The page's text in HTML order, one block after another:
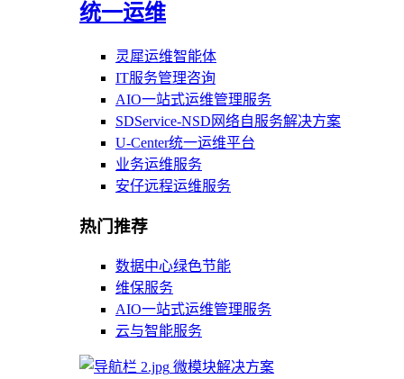
统一运维
灵犀运维智能体
IT服务管理咨询
AIO一站式运维管理服务
SDService-NSD网络自服务解决方案
U-Center统一运维平台
业务运维服务
安仔远程运维服务
热门推荐
数据中心绿色节能
维保服务
AIO一站式运维管理服务
云与智能服务
微模块解决方案